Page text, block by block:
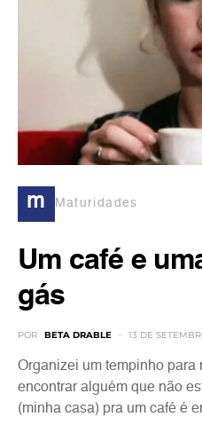
m Maturidades
Um café e
gás
POR BETA DRABLE 13 DE
Organizei um tempinho para
encontrar alguém que não
(minha casa) pra um café é